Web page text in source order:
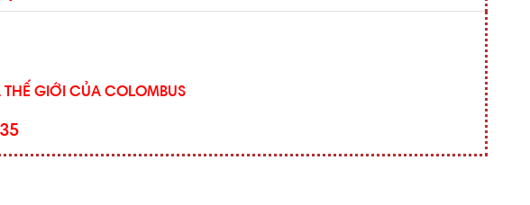
GIỚI CỦA COLOMBUS